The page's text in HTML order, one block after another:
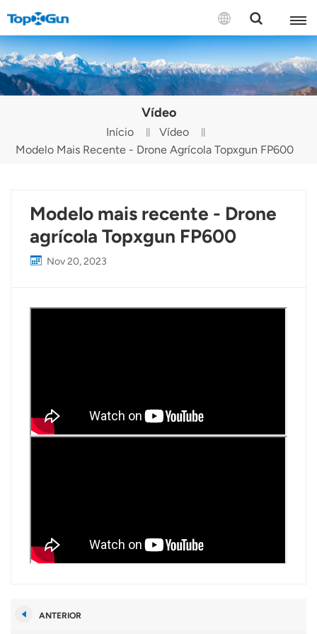
CONTATE-NOS
English
Русский
Português(Brasil)
Türkçe
Vídeo
Início
Vídeo
Modelo Mais Recente - Drone Agrícola Topxgun FP600
Modelo mais recente - Drone
agrícola Topxgun FP600
Nov 20, 2023
ANTERIOR